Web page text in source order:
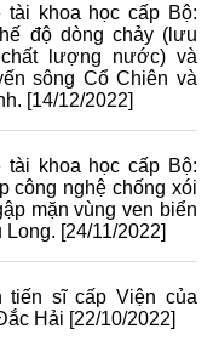
khoa học cấp Bộ:
độ dòng chảy (lưu
lượng nước) và
sông Cổ Chiên và
[14/12/2022]
khoa học cấp Bộ:
công nghệ chống xói
mặn vùng ven biển
Long. [24/11/2022]
tiến sĩ cấp Viện của
Hải [22/10/2022]